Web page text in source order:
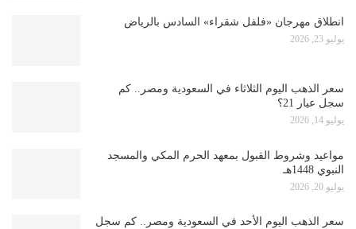
انطلاق مهرجان «فلفل شقراء» السادس بالرياض
يوليو 23, 2026
سعر الذهب اليوم الثلاثاء في السعودية ومصر.. كم
سجل عيار 21؟
يوليو 14, 2026
مواعيد وشروط القبول بمعهد الحرم المكي والمسجد
النبوي 1448هـ
يوليو 20, 2026
سعر الذهب اليوم الأحد في السعودية ومصر.. كم سجل